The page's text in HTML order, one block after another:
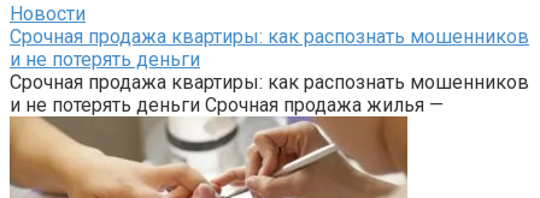
Новости
Срочная продажа квартиры: как распознать мошенников
и не потерять деньги
Срочная продажа квартиры: как распознать мошенников
и не потерять деньги Срочная продажа жилья —